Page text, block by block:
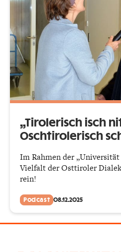
„Tirolerisch isch
Oschtirolerisch
Im Rahmen der
Vielfalt der Osttiroler
rein!
Podcast 08.12.2025